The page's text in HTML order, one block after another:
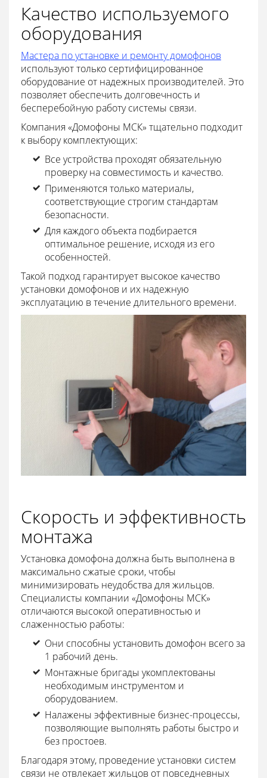
Качество используемого
оборудования
Мастера по установке и ремонту домофонов
используют только сертифицированное
оборудование от надежных производителей. Это
позволяет обеспечить долговечность и
бесперебойную работу системы связи.
Компания «Домофоны МСК» тщательно подходит
к выбору комплектующих:
Все устройства проходят обязательную
проверку на совместимость и качество.
Применяются только материалы,
соответствующие строгим стандартам
безопасности.
Для каждого объекта подбирается
оптимальное решение, исходя из его
особенностей.
Такой подход гарантирует высокое качество
установки домофонов и их надежную
эксплуатацию в течение длительного времени.
Скорость и эффективность
монтажа
Установка домофона должна быть выполнена в
максимально сжатые сроки, чтобы
минимизировать неудобства для жильцов.
Специалисты компании «Домофоны МСК»
отличаются высокой оперативностью и
слаженностью работы:
Они способны установить домофон всего за
1 рабочий день.
Монтажные бригады укомплектованы
необходимым инструментом и
оборудованием.
Налажены эффективные бизнес-процессы,
позволяющие выполнять работы быстро и
без простоев.
Благодаря этому, проведение установки систем
связи не отвлекает жильцов от повседневных